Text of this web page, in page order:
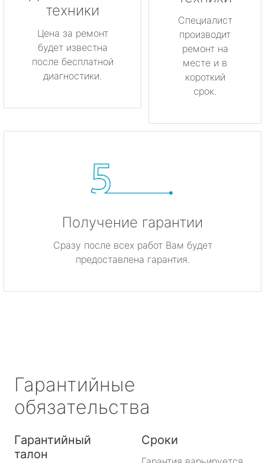
техники
Цена за ремонт
будет известна
после бесплатной
диагностики.
Специалист
производит
ремонт на
месте и в
короткий
срок.
Получение гарантии
Сразу после всех работ Вам будет
предоставлена гарантия.
Гарантийные
обязательства
Гарантийный
талон
Сроки